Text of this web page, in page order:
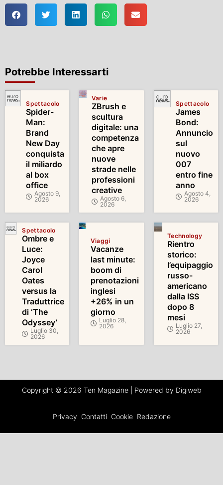
Potrebbe Interessarti
Spettacolo
Spider-
Man:
Brand
New Day
conquista
il miliardo
al box
office
Agosto 9,
2026
Varie
ZBrush e
scultura
digitale: una
competenza
che apre
nuove
strade nelle
professioni
creative
Agosto 6,
2026
Spettacolo
James
Bond:
Annuncio
sul
nuovo
007
entro fine
anno
Agosto 4,
2026
Spettacolo
Ombre e
Luce:
Joyce
Carol
Oates
versus la
Traduttrice
di ‘The
Odyssey’
Luglio 30,
2026
Viaggi
Vacanze
last minute:
boom di
prenotazioni
inglesi
+26% in un
giorno
Luglio 28,
2026
Technology
Rientro
storico:
l’equipaggio
russo-
americano
dalla ISS
dopo 8
mesi
Luglio 27,
2026
Copyright © 2026 Ten Magazine | Powered by Digiweb
Privacy Contatti Cookie Redazione